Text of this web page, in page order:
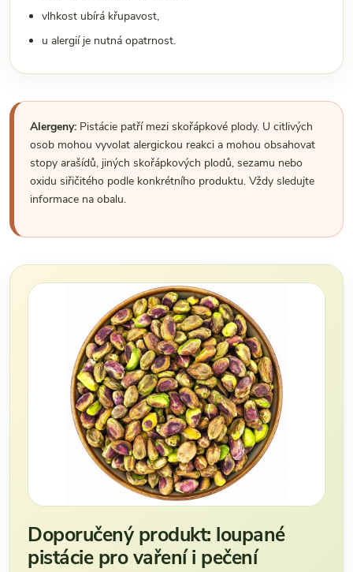
vlhkost ubírá křupavost,
u alergií je nutná opatrnost.
Alergeny: Pistácie patří mezi skořápkové plody. U citlivých
osob mohou vyvolat alergickou reakci a mohou obsahovat
stopy arašídů, jiných skořápkových plodů, sezamu nebo
oxidu siřičitého podle konkrétního produktu. Vždy sledujte
informace na obalu.
Doporučený produkt: loupané
pistácie pro vaření i pečení